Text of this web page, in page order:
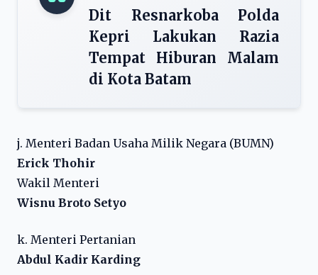
Dit Resnarkoba Polda
Kepri Lakukan Razia
Tempat Hiburan Malam
di Kota Batam
j. Menteri Badan Usaha Milik Negara (BUMN)
Erick Thohir
Wakil Menteri
Wisnu Broto Setyo
k. Menteri Pertanian
Abdul Kadir Karding